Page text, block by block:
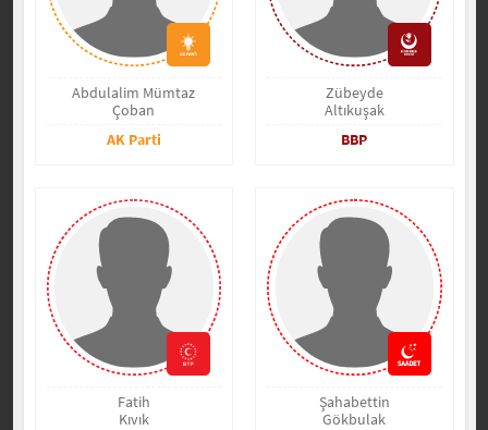
Abdulalim Mümtaz
Çoban
AK Parti
Zübeyde
Altıkuşak
BBP
Fatih
Kıvık
Şahabettin
Gökbulak